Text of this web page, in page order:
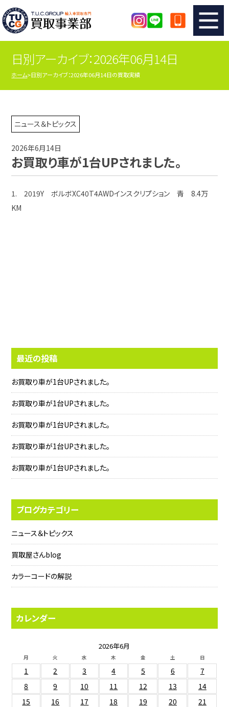
TUCのカンタン査定 買取りの流れ
査定の注意事項 メーカー別査定フォーム
TUCの買取実績
店舗紹介
日別アーカイブ：2026年06月14日
ホーム 日別アーカイブ：2026年06月14日の買取実績
ニュース＆トピックス
2026年6月14日
お買取り車が1台UPされました。
1. 2019Y ボルボXC40T4AWDインスクリプション 青 8.4万
KM
最近の投稿
お買取り車が1台UPされました。
お買取り車が1台UPされました。
お買取り車が1台UPされました。
お買取り車が1台UPされました。
お買取り車が1台UPされました。
ブログカテゴリー
ニュース＆トピックス
買取屋さんblog
カラーコードの解説
カレンダー
2026年6月
月 火 水 木 金 土 日
1 2 3 4 5 6
7
8
9 10 11 12 13
14
15
16 17 18 19 20
21